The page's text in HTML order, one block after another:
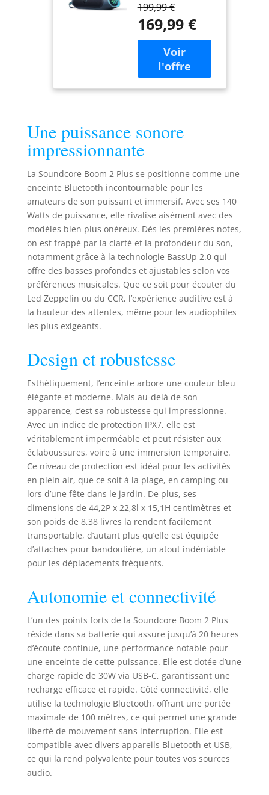
basses dans
chaque chanson
grâce aux deux
woofers pour plus
de profondeur et
de clarté. Avec
BassUp️ 2.0, la
maximum, soit 160
% de plus que la
génération de
BassUp. Clarté
stéréo 2+2 : Les
deux woofers de
50 W et les deux
tweeters de 20 W
offrent des aigus
nets et des graves
profonds,
équilibrés par une
technologie de
crossover
audio immersive.
Chargement
rapide de 30 W et
PowerBank intégré
: Associée à un
chargeur de 30 W,
l'enceinte
d'extérieur Boom 2
Plus se recharge
complètement en
seulement 3
heures et diffuse
de la musique
pendant 20
heures. Et grâce au
PowerBank intégré,
vous pouvez
recharger votre
autres appareils
une puissance de
10 W, où que vous
soyez. (Le temps
de lecture peut
varier en fonction
du niveau de
volume et du
contenu de la
lecture). Étanchéité
IPX7 et flottabilité :
L'enceinte
d'extérieur Boom 2
199,99 €
169,99 €
Une puissance sonore
impressionnante
La Soundcore Boom 2 Plus se positionne comme une
enceinte Bluetooth incontournable pour les
amateurs de son puissant et immersif. Avec ses 140
Watts de puissance, elle rivalise aisément avec des
modèles bien plus onéreux. Dès les premières notes,
on est frappé par la clarté et la profondeur du son,
notamment grâce à la technologie BassUp 2.0 qui
offre des basses profondes et ajustables selon vos
préférences musicales. Que ce soit pour écouter du
Led Zeppelin ou du CCR, l’expérience auditive est à
la hauteur des attentes, même pour les audiophiles
les plus exigeants.
Design et robustesse
Esthétiquement, l’enceinte arbore une couleur bleu
élégante et moderne. Mais au-delà de son
apparence, c’est sa robustesse qui impressionne.
Avec un indice de protection IPX7, elle est
véritablement imperméable et peut résister aux
éclaboussures, voire à une immersion temporaire.
Ce niveau de protection est idéal pour les activités
en plein air, que ce soit à la plage, en camping ou
lors d’une fête dans le jardin. De plus, ses
dimensions de 44,2P x 22,8l x 15,1H centimètres et
son poids de 8,38 livres la rendent facilement
transportable, d’autant plus qu’elle est équipée
d’attaches pour bandoulière, un atout indéniable
pour les déplacements fréquents.
Autonomie et connectivité
L’un des points forts de la Soundcore Boom 2 Plus
réside dans sa batterie qui assure jusqu’à 20 heures
d’écoute continue, une performance notable pour
une enceinte de cette puissance. Elle est dotée d’une
charge rapide de 30W via USB-C, garantissant une
recharge efficace et rapide. Côté connectivité, elle
utilise la technologie Bluetooth, offrant une portée
maximale de 100 mètres, ce qui permet une grande
liberté de mouvement sans interruption. Elle est
compatible avec divers appareils Bluetooth et USB,
ce qui la rend polyvalente pour toutes vos sources
audio.